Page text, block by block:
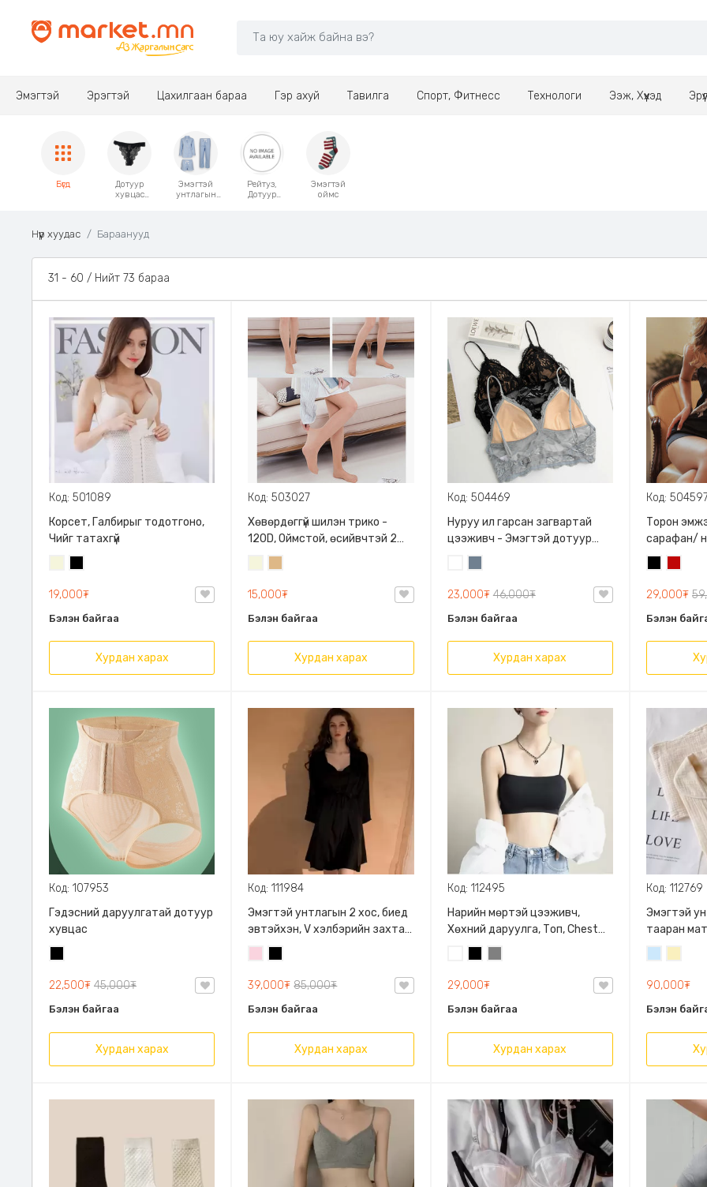
Эмэгтэй Эрэгтэй Цахилгаан бараа Гэр ахуй Тавилга Спорт, Фитнесс Технологи Ээж, Хүүхэд
Бүгд
Дотуур
хувцас
агч/
Эмэгтэй
унтлагын
Рейтуз,
Дотуур
Эмэгтэй
оймс
Нүүр хуудас Бараанууд
31 - 60 / Нийт 73 бараа
Код: 501089
Корсет, Галбирыг тодотгоно,
Чийг татахгүй
/
Бэйж/
19,000₮
Бэлэн байгаа
Хурдан харах
Код: 503027
Хөвөрдөггүй шилэн трико -
120D, Оймстой, өсийвчтэй 2
төрөлтэй
/
Бэйж/
15,000₮
Бэлэн байгаа
Хурдан харах
Код: 504469
Нуруу ил гарсан загвартай
цээживч - Эмэгтэй дотуур
хувцас, Зөөлөвчтэй торон топ
23,000₮ 46,000₮
Бэлэн байгаа
Хурдан харах
Код:
Торон
сарафан/
nightdress
29,000₮
Бэлэн
Код: 107953
Гэдэсний даруулгатай дотуур
хувцас
22,500₮ 45,000₮
Бэлэн байгаа
Хурдан харах
Код: 111984
Эмэгтэй унтлагын 2 хос, биед
эвтэйхэн, V хэлбэрийн захтай,
суналттай
39,000₮85,000₮
Бэлэн байгаа
Хурдан харах
Код: 112495
Нарийн мөртэй цээживч,
Хөхний даруулга, Топ, Chest
Bra, Зөөлөн порлонтой
29,000₮
Бэлэн байгаа
Хурдан харах
Код: 112769
Эмэгтэй
тааран
зөөлөн
бөгөөд
зөөлөн
Блонд/
90,000₮
Бэлэн